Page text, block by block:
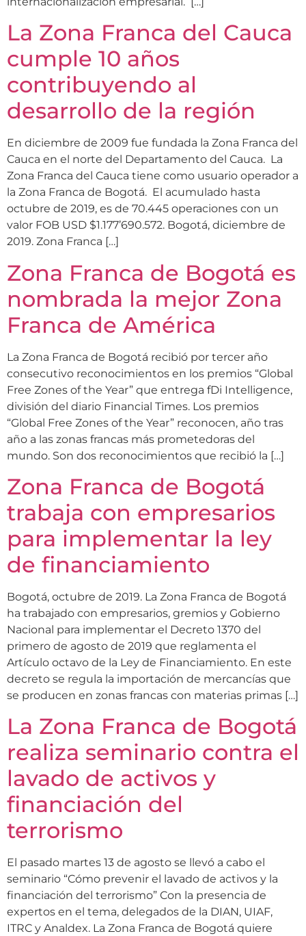
La Zona Franca del Cauca
cumple 10 años
contribuyendo al
desarrollo de la región
En diciembre de 2009 fue fundada la Zona Franca del
Cauca en el norte del Departamento del Cauca. La
Zona Franca del Cauca tiene como usuario operador a
la Zona Franca de Bogotá. El acumulado hasta
octubre de 2019, es de 70.445 operaciones con un
valor FOB USD $1.177’690.572. Bogotá, diciembre de
2019. Zona Franca […]
Zona Franca de Bogotá es
nombrada la mejor Zona
Franca de América
La Zona Franca de Bogotá recibió por tercer año
consecutivo reconocimientos en los premios “Global
Free Zones of the Year” que entrega fDi Intelligence,
división del diario Financial Times. Los premios
“Global Free Zones of the Year” reconocen, año tras
año a las zonas francas más prometedoras del
mundo. Son dos reconocimientos que recibió la […]
Zona Franca de Bogotá
trabaja con empresarios
para implementar la ley
de financiamiento
Bogotá, octubre de 2019. La Zona Franca de Bogotá
ha trabajado con empresarios, gremios y Gobierno
Nacional para implementar el Decreto 1370 del
primero de agosto de 2019 que reglamenta el
Artículo octavo de la Ley de Financiamiento. En este
decreto se regula la importación de mercancías que
se producen en zonas francas con materias primas […]
La Zona Franca de Bogotá
realiza seminario contra el
lavado de activos y
financiación del
terrorismo
El pasado martes 13 de agosto se llevó a cabo el
seminario “Cómo prevenir el lavado de activos y la
financiación del terrorismo” Con la presencia de
expertos en el tema, delegados de la DIAN, UIAF,
ITRC y Analdex. La Zona Franca de Bogotá quiere